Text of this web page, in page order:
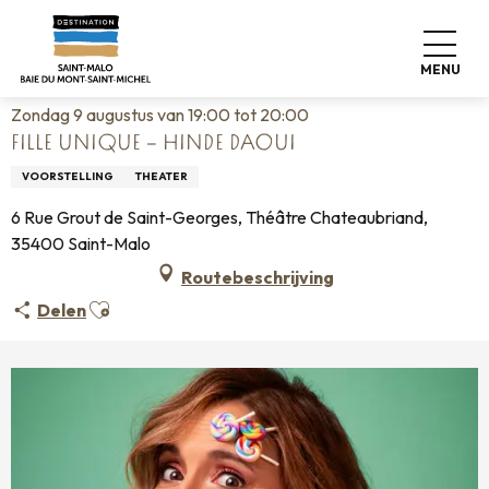
contenu
MENU
Home Wonen zoals thuis
Fille unique – Hinde Daoui
Zondag 9 augustus van 19:00 tot 20:00
FILLE UNIQUE – HINDE DAOUI
VOORSTELLING THEATER
6 Rue Grout de Saint-Georges, Théâtre Chateaubriand,
35400 Saint-Malo
Routebeschrijving
DelenAjouter aux favoris